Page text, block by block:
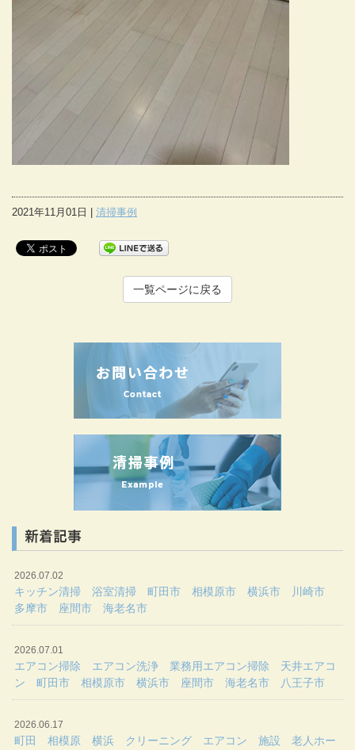
2021年11月01日 | 清掃事例
一覧ページに戻る
新着記事
2026.07.02
キッチン清掃 浴室清掃 町田市 相模原市 横浜市 川崎市
多摩市 座間市 海老名市
2026.07.01
エアコン掃除 エアコン洗浄 業務用エアコン掃除 天井エアコ
ン 町田市 相模原市 横浜市 座間市 海老名市 八王子市
2026.06.17
町田 相模原 横浜 クリーニング エアコン 施設 老人ホー